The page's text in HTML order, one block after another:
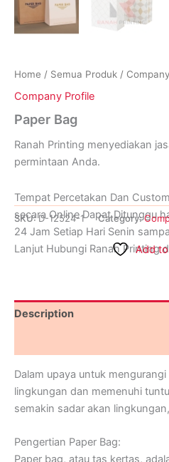
Home / Semua Produk /
Company Profile
Paper Bag
Ranah Printing menyediakan
permintaan Anda.
Tempat Percetakan Dan
secara Online Dapat Ditunggu
24 Jam Setiap Hari Senin
Lanjut Hubungi Ranah Printing
SKU:D-12524-1 Category:
Add
Description
Dalam upaya untuk
lingkungan dan memenuhi
semakin sadar akan
mendapatkan perhatian. Di
Pengertian Paper Bag:
Paper bag, atau tas kertas,